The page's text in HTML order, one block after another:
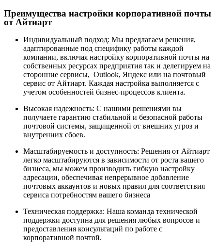
Преимущества настройки корпоративной почты
от Айтиарт
Индивидуальный подход: Мы предлагаем решения,
адаптированные под специфику работы каждой
компании, включая настройку корпоративной почты на
собственных ресурсах предприятия так и делегируем на
сторонние сервисы, Outlook, Яндекс или на почтовый
сервис от Айтиарт. Каждая настройка выполняется с
учетом особенностей бизнес-процессов клиента.
Высокая надежность: С нашими решениями вы
получаете гарантию стабильной и безопасной работы
почтовой системы, защищенной от внешних угроз и
внутренних сбоев.
Масштабируемость и доступность: Решения от Айтиарт
легко масштабируются в зависимости от роста вашего
бизнеса, мы можем производить гибкую настройку
адресации, обеспечивая непрерывное добавление
почтовых аккаунтов и новых правил для соответствия
сервиса потребностям вашего бизнеса
Техническая поддержка: Наша команда технической
поддержки доступна для решения любых вопросов и
предоставления консультаций по работе с
корпоративной почтой.